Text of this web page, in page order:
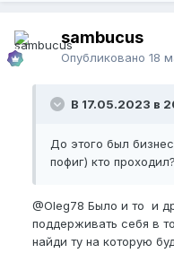
sambucus
Опубликовано 18
В 17.05.2023 в
До этого был
пофиг) кто
@Oleg78 Было и то и
поддерживать себя в
найди ту на которую